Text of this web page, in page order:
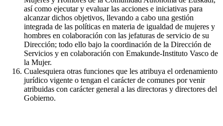
así como ejecutar y evaluar las acciones e iniciativas para
alcanzar dichos objetivos, llevando a cabo una gestión
integrada de las políticas en materia de igualdad de mujeres y
hombres en colaboración con las jefaturas de servicio de su
Dirección; todo ello bajo la coordinación de la Dirección de
Servicios y en colaboración con Emakunde-Instituto Vasco de
la Mujer.
Cualesquiera otras funciones que les atribuya el ordenamiento
jurídico vigente o tengan el carácter de comunes por venir
atribuidas con carácter general a las directoras y directores del
Gobierno.